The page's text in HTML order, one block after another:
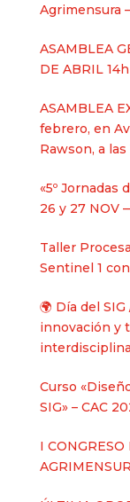
Agrimensura
ASAMBLEA
DE ABRIL 14h
ASAMBLEA
febrero, en
Rawson, a las
«5º Jornadas
26 y 27 NOV
Taller
Sentinel 1 con
🌍 Día del
innovación y
Curso
SIG» – CAC
I